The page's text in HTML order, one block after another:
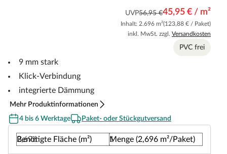
UVP56,95 €45,95 € / m²
Inhalt: 2.696 m²(123,88 € / Paket)
inkl. MwSt. zzgl. Versandkosten
PVC frei
9 mm stark
Klick-Verbindung
integrierte Dämmung
Mehr Produktinformationen
4 bis 6 Werktage
Paket- oder Stückgutversand
Benötigte Fläche (m²) Menge (2,696 m²/Paket)